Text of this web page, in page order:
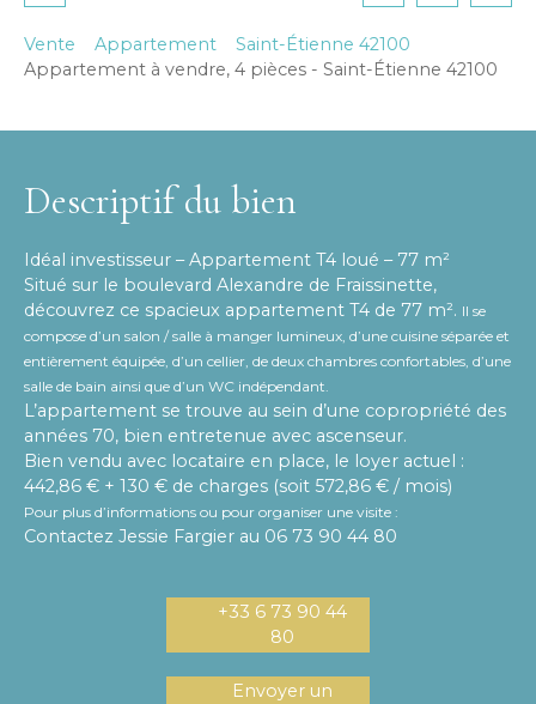
Vente Appartement
Saint-Étienne 42100
Appartement à vendre, 4 pièces - Saint-Étienne 42100
Descriptif du bien
Idéal investisseur – Appartement T4 loué – 77 m²
Situé sur le boulevard Alexandre de Fraissinette,
découvrez ce spacieux appartement T4 de 77 m². Il se
compose d’un salon / salle à manger lumineux, d’une cuisine séparée et
entièrement équipée, d’un cellier, de deux chambres confortables, d’une
salle de bain ainsi que d’un WC indépendant.
L’appartement se trouve au sein d’une copropriété des
années 70, bien entretenue avec ascenseur.
Bien vendu avec locataire en place, le loyer actuel :
442,86 € + 130 € de charges (soit 572,86 € / mois)
Pour plus d’informations ou pour organiser une visite :
Contactez Jessie Fargier au 06 73 90 44 80
+33 6 73 90 44
80
Envoyer un